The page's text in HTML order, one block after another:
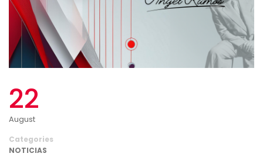
22
August
Categories
NOTICIAS